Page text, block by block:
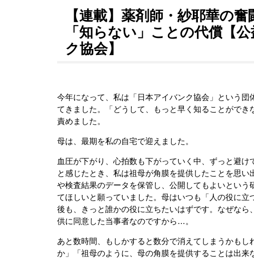
【連載】薬剤師・紗耶華の
「知らない」ことの代償【
ク協会】
今年になって、私は「日本アイバンク協会」という
てきました。「どうして、もっと早く知ることがで
責めました。
母は、最期を私の自宅で迎えました。
血圧が下がり、心拍数も下がっていく中、ずっと避
と感じたとき、私は祖母が角膜を提供したことを思
や検査結果のデータを保管し、公開してもよいとい
てほしいと願っていました。母はいつも「人の役に
後も、きっと誰かの役に立ちたいはずです。なぜな
供に同意した当事者なのですから…。
あと数時間、もしかすると数分で消えてしまうかも
か」「祖母のように、母の角膜を提供することは出